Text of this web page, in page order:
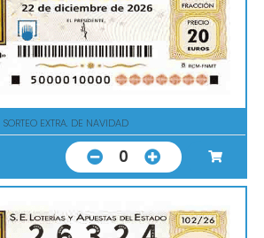
SORTEO EXTRA. DE NAVIDAD
0